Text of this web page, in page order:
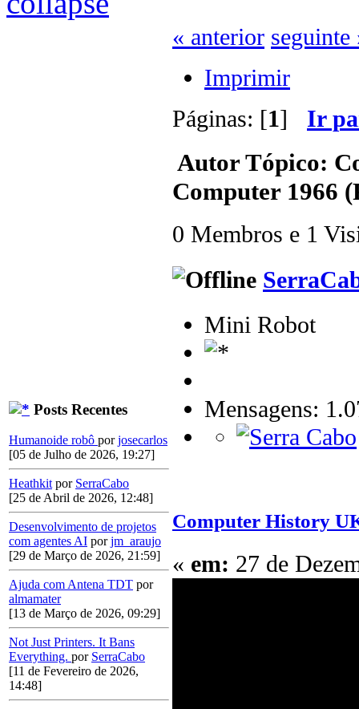
Posts Recentes
Humanoide robô porjosecarlos
[05 de Julho de 2026, 19:27]
Heathkit por SerraCabo
[25 de Abril de 2026, 12:48]
Desenvolvimento de projetos
com agentes AI porjm_araujo
[29 de Março de 2026, 21:59]
Ajuda com Antena TDT por
almamater
[13 de Março de 2026, 09:29]
Not Just Printers. It Bans
Everything. por SerraCabo
[11 de Fevereiro de 2026,
14:48]
« anterior seguinte
Imprimir
Páginas: [1] Ir
AutorTópico:
Computer 1966
0 Membros e 1
Mini Robot
Mensagens:
Computer History
« em: 27 de